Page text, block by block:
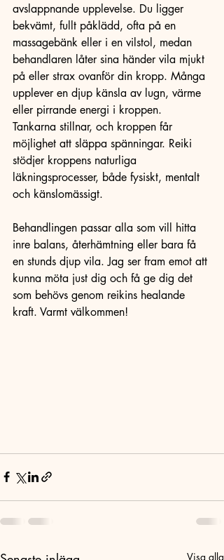
avslappnande upplevelse. Du ligger
bekvämt, fullt påklädd, ofta på en
massagebänk eller i en vilstol, medan
behandlaren låter sina händer vila mjukt
på eller strax ovanför din kropp. Många
upplever en djup känsla av lugn, värme
eller pirrande energi i kroppen.
Tankarna stillnar, och kroppen får
möjlighet att släppa spänningar. Reiki
stödjer kroppens naturliga
läkningsprocesser, både fysiskt, mentalt
och känslomässigt.
Behandlingen passar alla som vill hitta
inre balans, återhämtning eller bara få
en stunds djup vila. Jag ser fram emot att
kunna möta just dig och få ge dig det
som behövs genom reikins healande
kraft. Varmt välkommen!
Visa alla